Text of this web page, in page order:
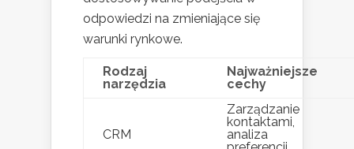
odpowiedzi na zmieniające się
warunki rynkowe.
Rodzaj
narzędzia
Najważniejsze
cechy
CRM
Zarządzanie
kontaktami,
analiza